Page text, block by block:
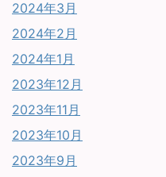
2024年3月
2024年2月
2024年1月
2023年12月
2023年11月
2023年10月
2023年9月